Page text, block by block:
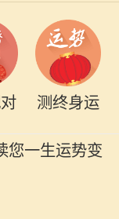
测终身运
您一生运势变